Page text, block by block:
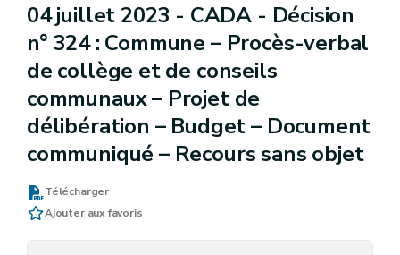
04 juillet 2023 - CADA - Décision
n° 324 : Commune – Procès-verbal
de collège et de conseils
communaux – Projet de
délibération – Budget – Document
communiqué – Recours sans objet
Télécharger
Ajouter aux favoris